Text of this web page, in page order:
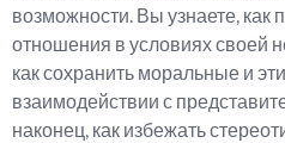
возможности. Вы узнаете, как
отношения в условиях своей
как сохранить моральные и
взаимодействии с
наконец, как избежать